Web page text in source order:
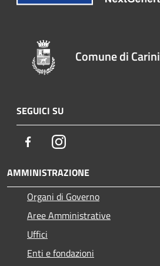
Comune di Carini
SEGUICI SU
FacebookInstagram
AMMINISTRAZIONE
Organi di Governo
Aree Amministrative
Uffici
Enti e fondazioni